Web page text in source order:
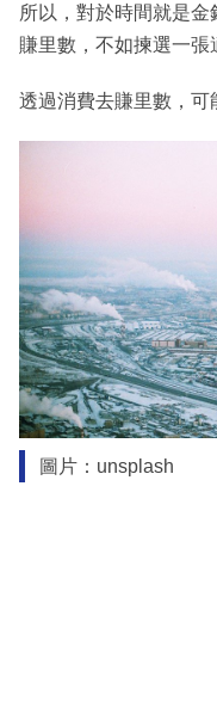
所以，對於時間就是
賺里數，不如揀選一張
透過消費去賺里數，可
圖片：unsplash